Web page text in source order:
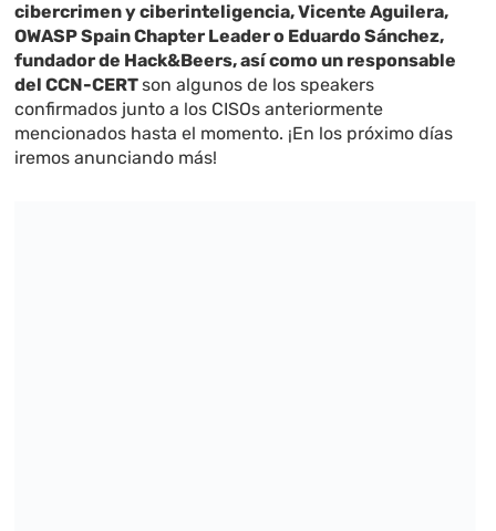
cibercrimen y ciberinteligencia, Vicente Aguilera,
OWASP Spain Chapter Leader o Eduardo Sánchez,
fundador de Hack&Beers, así como un responsable
del CCN-CERTson algunos de los speakers
confirmados junto a los CISOs anteriormente
mencionados hasta el momento. ¡En los próximo días
iremos anunciando más!